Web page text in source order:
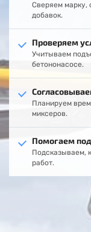
Сверяем марку,
добавок.
Проверяем
Учитываем
бетононасосе.
Планируем
миксеров.
Помогаем
Подсказываем,
работ.